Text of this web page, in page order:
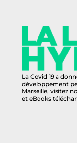
La Covid 19 a
développement
Marseille, visitez
et eBooks